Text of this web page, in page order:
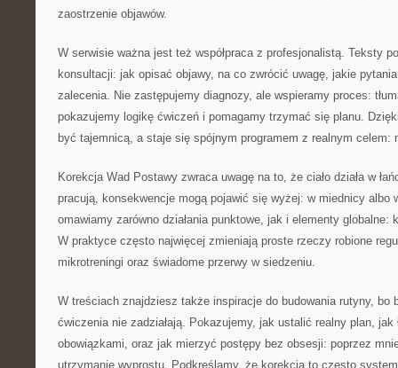
zaostrzenie objawów.
W serwisie ważna jest też współpraca z profesjonalistą. Teksty
konsultacji: jak opisać objawy, na co zwrócić uwagę, jakie
zalecenia. Nie zastępujemy diagnozy, ale wspieramy proces:
pokazujemy logikę ćwiczeń i pomagamy trzymać się planu.
być tajemnicą, a staje się spójnym programem z realnym celem:
Korekcja Wad Postawy zwraca uwagę na to, że ciało działa w
pracują, konsekwencje mogą pojawić się wyżej: w miednicy albo
omawiamy zarówno działania punktowe, jak i elementy globalne:
W praktyce często najwięcej zmieniają proste rzeczy robione
mikrotreningi oraz świadome przerwy w siedzeniu.
W treściach znajdziesz także inspiracje do budowania rutyny, bo
ćwiczenia nie zadziałają. Pokazujemy, jak ustalić realny plan, jak
obowiązkami, oraz jak mierzyć postępy bez obsesji: poprzez
utrzymanie wyprostu. Podkreślamy, że korekcja to często